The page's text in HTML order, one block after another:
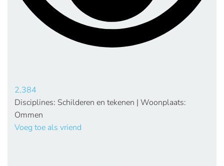
2,384
Disciplines: Schilderen en tekenen | Woonplaats:
Ommen
Voeg toe als vriend